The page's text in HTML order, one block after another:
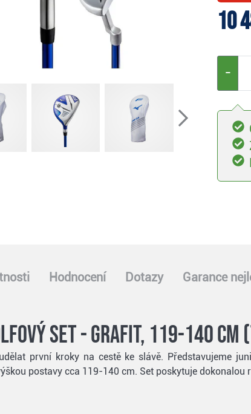
10
−
Hodnocení Dotazy Garance
set - grafit, 119-140
první kroky na cestě ke slávě. Představujeme
postavy cca 119-140 cm. Set poskytuje